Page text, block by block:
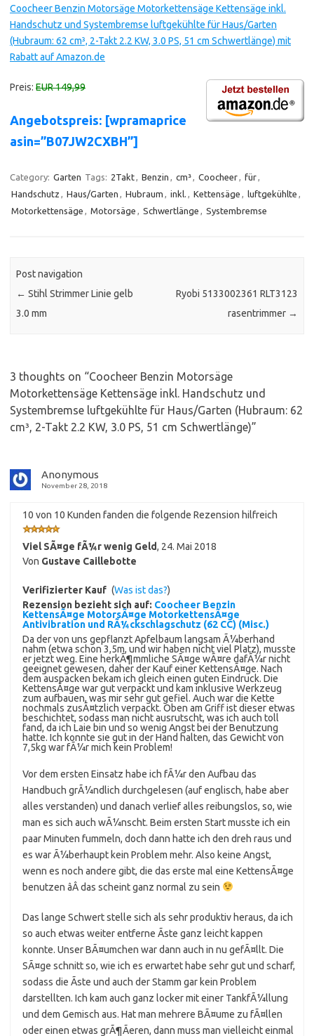
Coocheer Benzin Motorsäge Motorkettensäge Kettensäge inkl.
Handschutz und Systembremse luftgekühlte für Haus/Garten
(Hubraum: 62 cm³, 2-Takt 2.2 KW, 3.0 PS, 51 cm Schwertlänge) mit
Rabatt auf Amazon.de
Preis: EUR 149,99
Angebotspreis: [wpramaprice
asin=”B07JW2CXBH”]
Category: Garten Tags: 2Takt, Benzin , cm³, Coocheer, für,
Handschutz , Haus/Garten , Hubraum , inkl. , Kettensäge , luftgekühlte ,
Motorkettensäge , Motorsäge , Schwertlänge , Systembremse
Post navigation
← Stihl Strimmer Linie gelb
3.0 mm
Ryobi 5133002361 RLT3123
rasentrimmer →
3 thoughts on “Coocheer Benzin Motorsäge
Motorkettensäge Kettensäge inkl. Handschutz und
Systembremse luftgekühlte für Haus/Garten (Hubraum: 62
cm³, 2-Takt 2.2 KW, 3.0 PS, 51 cm Schwertlänge)”
Anonymous
November 28, 2018
10 von 10 Kunden fanden die folgende Rezension hilfreich
Viel SÃ¤ge fÃ¼r wenig Geld, 24. Mai 2018
Von Gustave Caillebotte
Verifizierter Kauf (Was ist das?)
Rezension bezieht sich auf: Coocheer Benzin
KettensÃ¤ge MotorsÃ¤ge MotorkettensÃ¤ge
Antivibration und RÃ¼ckschlagschutz (62 CC) (Misc.)
Da der von uns gepflanzt Apfelbaum langsam Ã¼berhand
nahm (etwa schon 3,5m, und wir haben nicht viel Platz), musste
er jetzt weg. Eine herkÃ¶mmliche SÃ¤ge wÃ¤re dafÃ¼r nicht
geeignet gewesen, daher der Kauf einer KettensÃ¤ge. Nach
dem auspacken bekam ich gleich einen guten Eindruck. Die
KettensÃ¤ge war gut verpackt und kam inklusive Werkzeug
zum aufbauen, was mir sehr gut gefiel. Auch war die Kette
nochmals zusÃ¤tzlich verpackt. Oben am Griff ist dieser etwas
beschichtet, sodass man nicht ausrutscht, was ich auch toll
fand, da ich Laie bin und so wenig Angst bei der Benutzung
hatte. Ich konnte sie gut in der Hand halten, das Gewicht von
7,5kg war fÃ¼r mich kein Problem!
Vor dem ersten Einsatz habe ich fÃ¼r den Aufbau das
Handbuch grÃ¼ndlich durchgelesen (auf englisch, habe aber
alles verstanden) und danach verlief alles reibungslos, so, wie
man es sich auch wÃ¼nscht. Beim ersten Start musste ich ein
paar Minuten fummeln, doch dann hatte ich den dreh raus und
es war Ã¼berhaupt kein Problem mehr. Also keine Angst,
wenn es noch andere gibt, die das erste mal eine KettensÃ¤ge
benutzen âÂ das scheint ganz normal zu sein
Das lange Schwert stelle sich als sehr produktiv heraus, da ich
so auch etwas weiter entferne Ãste ganz leicht kappen
konnte. Unser BÃ¤umchen war dann auch in nu gefÃ¤llt. Die
SÃ¤ge schnitt so, wie ich es erwartet habe sehr gut und scharf,
sodass die Ãste und auch der Stamm gar kein Problem
darstellten. Ich kam auch ganz locker mit einer TankfÃ¼llung
und dem Gemisch aus. Hat man mehrere BÃ¤ume zu fÃ¤llen
oder einen etwas grÃ¶Ãeren, dann muss man vielleicht einmal